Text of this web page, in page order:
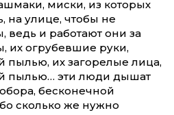
миски, из которых
на улице, чтобы не
ведь и работают они за
их огрубевшие руки,
их загорелые лица,
пылью… эти люди дышат
бесконечной
сколько же нужно